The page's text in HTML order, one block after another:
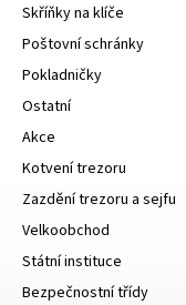
Skříňky na klíče
Poštovní schránky
Pokladničky
Ostatní
Akce
Kotvení trezoru
Zazdění trezoru a sejfu
Velkoobchod
Státní instituce
Bezpečnostní třídy